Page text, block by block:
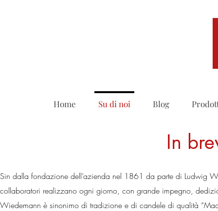
Home Su di noi Blog
In
Sin dalla fondazione dell’azienda nel 1861 da parte di Ludwig
collaboratori realizzano ogni giorno, con grande impegno,
Wiedemann è sinonimo di tradizione e di candele di qualità